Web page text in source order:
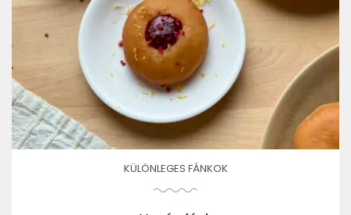
KÜLÖNLEGES FÁNKOK